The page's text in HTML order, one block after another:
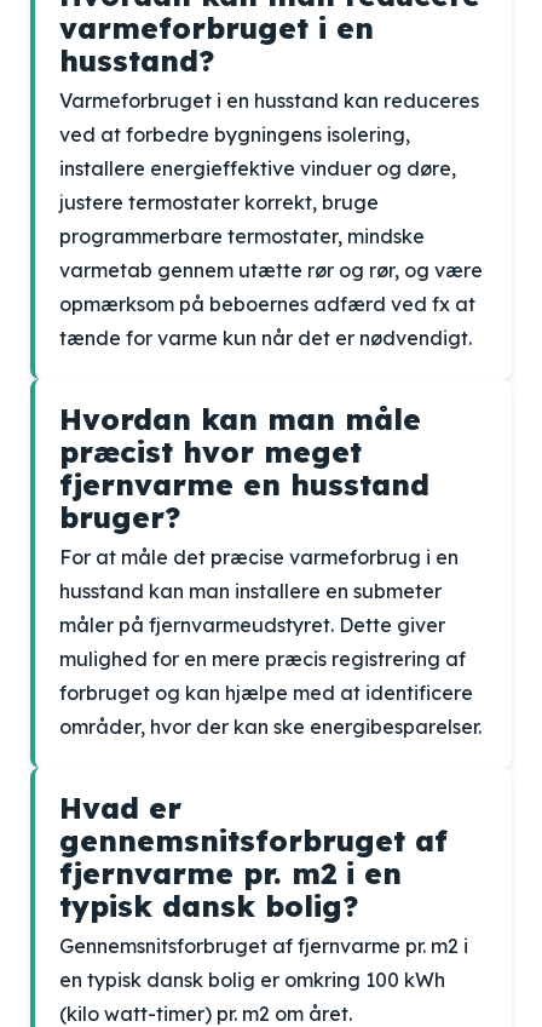
varmeforbruget i en
husstand?
Varmeforbruget i en husstand kan reduceres
ved at forbedre bygningens isolering,
installere energieffektive vinduer og døre,
justere termostater korrekt, bruge
programmerbare termostater, mindske
varmetab gennem utætte rør og rør, og være
opmærksom på beboernes adfærd ved fx at
tænde for varme kun når det er nødvendigt.
Hvordan kan man måle
præcist hvor meget
fjernvarme en husstand
bruger?
For at måle det præcise varmeforbrug i en
husstand kan man installere en submeter
måler på fjernvarmeudstyret. Dette giver
mulighed for en mere præcis registrering af
forbruget og kan hjælpe med at identificere
områder, hvor der kan ske energibesparelser.
Hvad er
gennemsnitsforbruget af
fjernvarme pr. m2 i en
typisk dansk bolig?
Gennemsnitsforbruget af fjernvarme pr. m2 i
en typisk dansk bolig er omkring 100 kWh
(kilo watt-timer) pr. m2 om året.